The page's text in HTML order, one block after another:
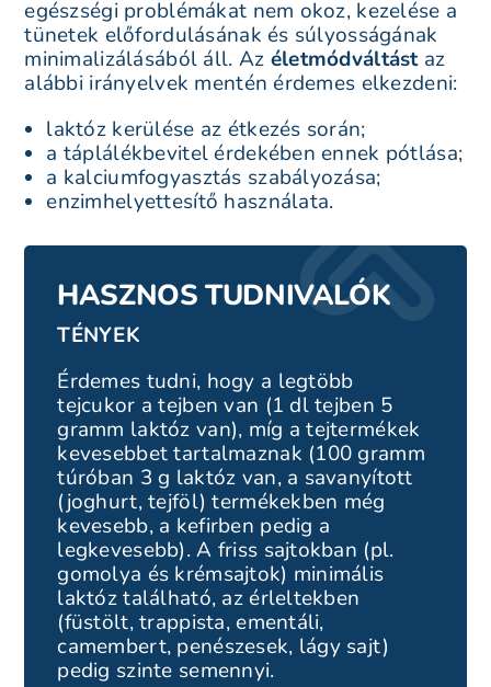
egészségi problémákat nem okoz, kezelése a
tünetek előfordulásának és súlyosságának
minimalizálásából áll. Az életmódváltástaz
alábbi irányelvek mentén érdemes elkezdeni:
laktóz kerülése az étkezés során;
a táplálékbevitel érdekében ennek pótlása;
a kalciumfogyasztás szabályozása;
enzimhelyettesítő használata.
HASZNOS TUDNIVALÓK
TÉNYEK
Érdemes tudni, hogy a legtöbb
tejcukor a tejben van (1 dl tejben 5
gramm laktóz van), míg a tejtermékek
kevesebbet tartalmaznak (100 gramm
túróban 3 g laktóz van, a savanyított
(joghurt, tejföl) termékekben még
kevesebb, a kefirben pedig a
legkevesebb). A friss sajtokban (pl.
gomolya és krémsajtok) minimális
laktóz található, az érleltekben
(füstölt, trappista, ementáli,
camembert, penészesek, lágy sajt)
pedig szinte semennyi.